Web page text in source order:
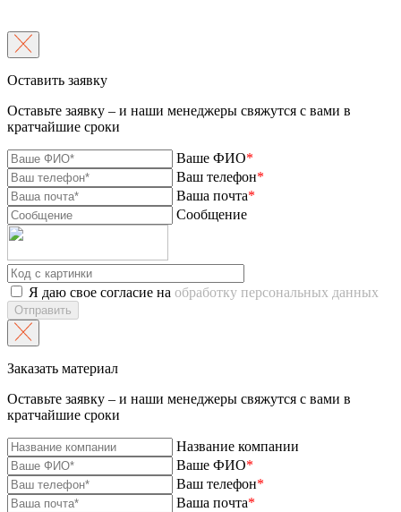
Оставить заявку
Оставьте заявку – и наши менеджеры свяжутся с вами в
кратчайшие сроки
Ваше ФИО*
Ваш телефон*
Ваша почта*
Сообщение
Я даю свое согласие на обработку персональных данных
Отправить
Заказать материал
Оставьте заявку – и наши менеджеры свяжутся с вами в
кратчайшие сроки
Название компании
Ваше ФИО*
Ваш телефон*
Ваша почта*